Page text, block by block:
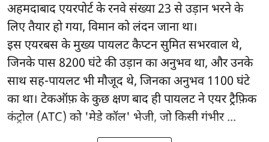
अहमदाबाद एयरपोर्ट के रनवे संख्या 23 से उड़ान भरने के
लिए तैयार हो गया, विमान को लंदन जाना था।
इस एयरबस के मुख्य पायलट कैप्टन सुमित सभरवाल थे,
जिनके पास 8200 घंटे की उड़ान का अनुभव था, और उनके
साथ सह-पायलट भी मौजूद थे, जिनका अनुभव 1100 घंटे
का था। टेकऑफ़ के कुछ क्षण बाद ही पायलट ने एयर ट्रैफ़िक
कंट्रोल (ATC) को 'मेडे कॉल' भेजी, जो किसी गंभीर ...